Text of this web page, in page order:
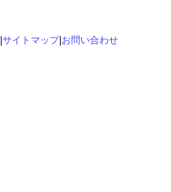
サイトマップ| お問い合わせ